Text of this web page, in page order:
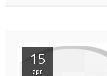
15
apr.